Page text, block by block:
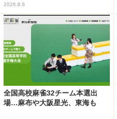
2026.8.6
全国高校麻雀32チーム本選出
場…麻布や大阪星光、東海も